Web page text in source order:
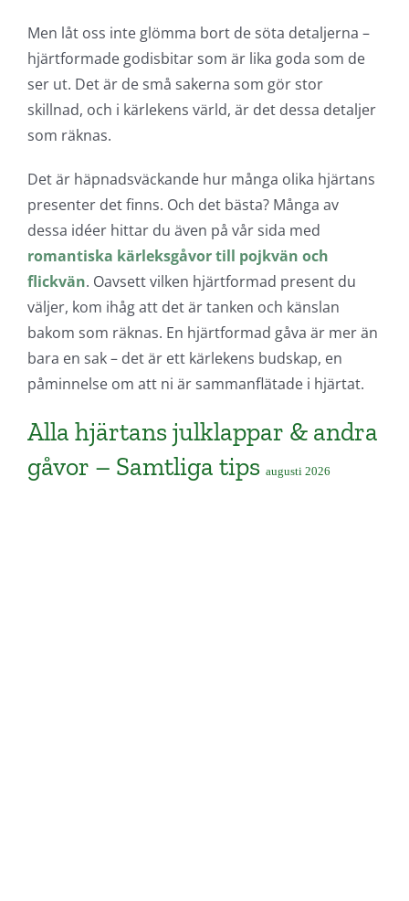
Men låt oss inte glömma bort de söta detaljerna –
hjärtformade godisbitar som är lika goda som de
ser ut. Det är de små sakerna som gör stor
skillnad, och i kärlekens värld, är det dessa detaljer
som räknas.
Det är häpnadsväckande hur många olika hjärtans
presenter det finns. Och det bästa? Många av
dessa idéer hittar du även på vår sida med
romantiska kärleksgåvor till pojkvän och
flickvän. Oavsett vilken hjärtformad present du
väljer, kom ihåg att det är tanken och känslan
bakom som räknas. En hjärtformad gåva är mer än
bara en sak – det är ett kärlekens budskap, en
påminnelse om att ni är sammanflätade i hjärtat.
Alla hjärtans julklappar & andra
gåvor – Samtliga tips augusti 2026